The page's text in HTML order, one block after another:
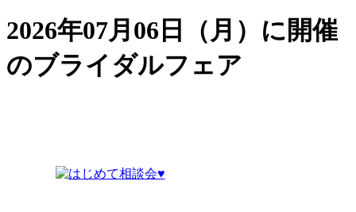
2026年07月06日（月）に開催
のブライダルフェア